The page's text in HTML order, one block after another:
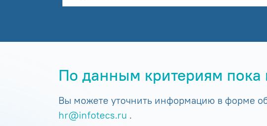
По данным критериям пока
Вы можете уточнить информацию в форме
hr@infotecs.ru .